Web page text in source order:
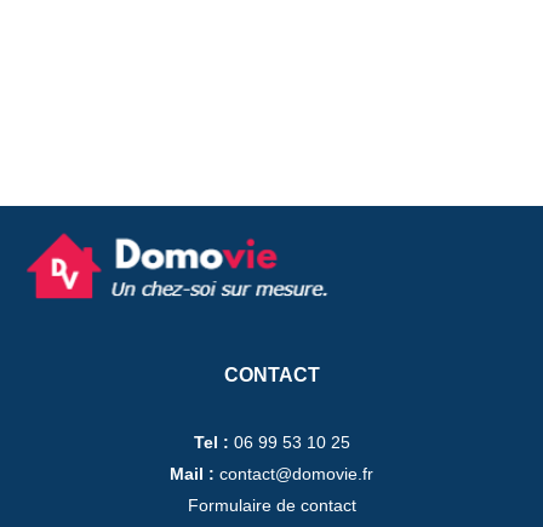
CONTACT
Tel : 06 99 53 10 25
Mail : contact@domovie.fr
Formulaire de contact